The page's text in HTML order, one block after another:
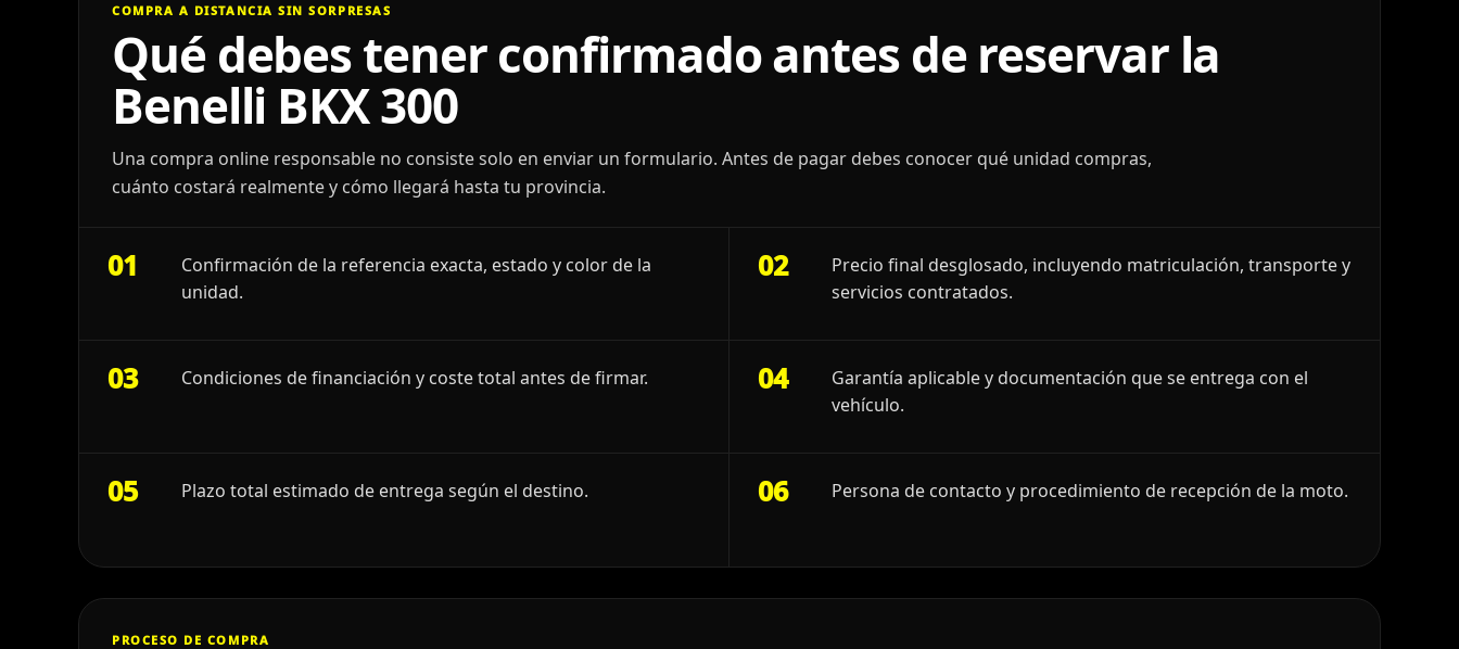
COMPRA A DISTANCIA SIN SORPRESAS
Qué debes tener confirmado antes de reservar la
Benelli BKX 300
Una compra online responsable no consiste solo en enviar un formulario. Antes de pagar debes conocer qué unidad compras,
cuánto costará realmente y cómo llegará hasta tu provincia.
01
Confirmación de la referencia exacta, estado y color de la
unidad.
02
Precio final desglosado, incluyendo matriculación, transporte y
servicios contratados.
03 Condiciones de financiación y coste total antes de firmar. 04
Garantía aplicable y documentación que se entrega con el
vehículo.
05 Plazo total estimado de entrega según el destino. 06 Persona de contacto y procedimiento de recepción de la moto.
PROCESO DE COMPRA